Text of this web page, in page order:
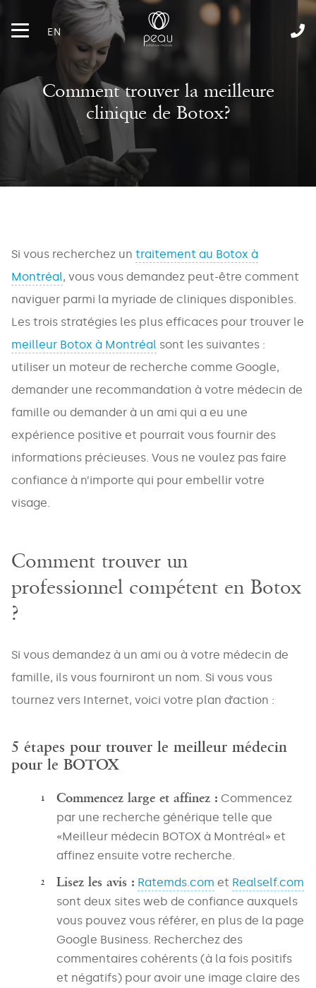
EN
Comment trouver la meilleure
clinique de Botox?
Si vous recherchez un traitement au Botox à
Montréal, vous vous demandez peut-être comment
naviguer parmi la myriade de cliniques disponibles.
Les trois stratégies les plus efficaces pour trouver le
meilleur Botox à Montréal sont les suivantes :
utiliser un moteur de recherche comme Google,
demander une recommandation à votre médecin de
famille ou demander à un ami qui a eu une
expérience positive et pourrait vous fournir des
informations précieuses. Vous ne voulez pas faire
confiance à n’importe qui pour embellir votre
visage.
Comment trouver un
professionnel compétent en Botox
?
Si vous demandez à un ami ou à votre médecin de
famille, ils vous fourniront un nom. Si vous vous
tournez vers Internet, voici votre plan d’action :
5 étapes pour trouver le meilleur médecin
pour le BOTOX
Commencez large et affinez : Commencez
par une recherche générique telle que
«Meilleur médecin BOTOX à Montréal» et
affinez ensuite votre recherche.
Lisez les avis : Ratemds.com et Realself.com
sont deux sites web de confiance auxquels
vous pouvez vous référer, en plus de la page
Google Business. Recherchez des
commentaires cohérents (à la fois positifs
et négatifs) pour avoir une image claire des